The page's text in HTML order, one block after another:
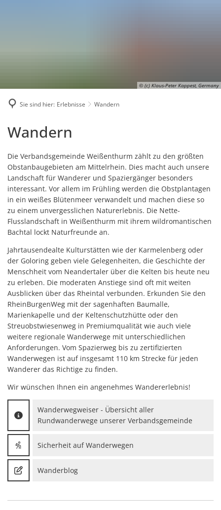
© (c) Klaus-Peter Kappest, Germany
Sie sind hier: Erlebnisse Wandern
Wandern
Wandern
Die Verbandsgemeinde Weißenthurm zählt zu den größten
Obstanbaugebieten am Mittelrhein. Dies macht auch unsere
Landschaft für Wanderer und Spaziergänger besonders
interessant. Vor allem im Frühling werden die Obstplantagen
in ein weißes Blütenmeer verwandelt und machen diese so
zu einem unvergesslichen Naturerlebnis. Die Nette-
Flusslandschaft in Weißenthurm mit ihrem wildromantischen
Bachtal lockt Naturfreunde an.
Jahrtausendealte Kulturstätten wie der Karmelenberg oder
der Goloring geben viele Gelegenheiten, die Geschichte der
Menschheit vom Neandertaler über die Kelten bis heute neu
zu erleben. Die moderaten Anstiege sind oft mit weiten
Ausblicken über das Rheintal verbunden. Erkunden Sie den
RheinBurgenWeg mit der sagenhaften Baumalle,
Marienkapelle und der Keltenschutzhütte oder den
Streuobstwiesenweg in Premiumqualität wie auch viele
weitere regionale Wanderwege mit unterschiedlichen
Anforderungen. Vom Spazierweg bis zu zertifizierten
Wanderwegen ist auf insgesamt 110 km Strecke für jeden
Wanderer das Richtige zu finden.
Wir wünschen Ihnen ein angenehmes Wandererlebnis!
Wanderwegweiser - Übersicht aller
Rundwanderwege unserer Verbandsgemeinde
Sicherheit auf Wanderwegen
Wanderblog